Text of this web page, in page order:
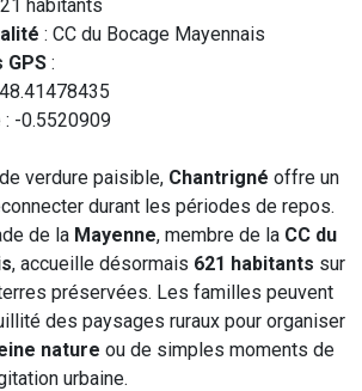
habitants
: CC du Bocage Mayennais
GPS :
: -0.5520909
verdure paisible, Chantrigné offre un
durant les périodes de repos.
de la Mayenne, membre de la CC du
, accueille désormais 621 habitants sur
préservées. Les familles peuvent
des paysages ruraux pour organiser
nature ou de simples moments de
urbaine.